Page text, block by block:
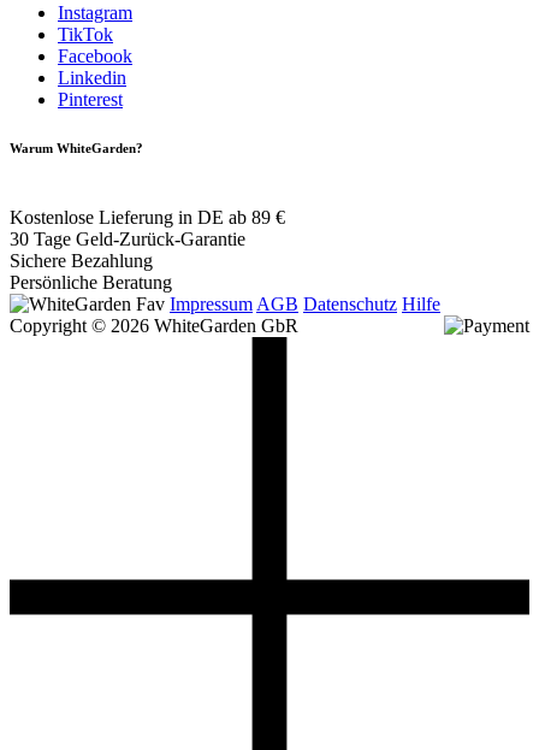
Instagram
TikTok
Facebook
Linkedin
Pinterest
Warum WhiteGarden?
Kostenlose Lieferung in DE ab 89 €
30 Tage Geld-Zurück-Garantie
Sichere Bezahlung
Persönliche Beratung
Impressum AGB Datenschutz Hilfe
Copyright © 2026 WhiteGarden GbR